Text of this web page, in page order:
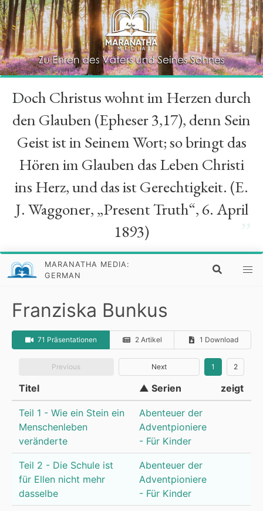
“
Doch Christus wohnt im Herzen durch
den Glauben (Epheser 3,17), denn Sein
Geist ist in Seinem Wort; so bringt das
Hören im Glauben das Leben Christi
ins Herz, und das ist Gerechtigkeit. (E.
J. Waggoner, „Present Truth“, 6. April
1893)
MARANATHA MEDIA:
GERMAN
Franziska Bunkus
71 Präsentationen 2 Artikel 1 Download
Previous Next 1 2
Titel ▲ Serien zeigt
Teil 1 - Wie ein Stein ein
Menschenleben
veränderte
Abenteuer der
Adventpioniere
- Für Kinder
Teil 2 - Die Schule ist
für Ellen nicht mehr
dasselbe
Abenteuer der
Adventpioniere
- Für Kinder